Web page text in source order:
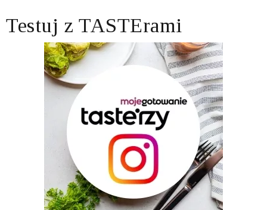
Testuj z TASTErami